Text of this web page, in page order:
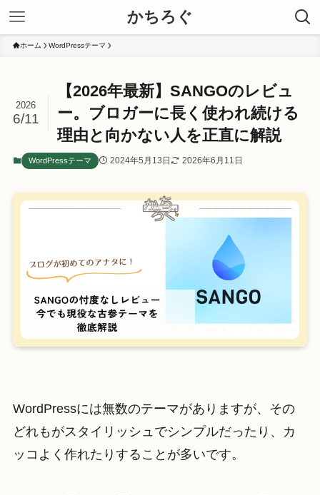
かちろぐ
ホーム WordPressテーマ
【2026年最新】SANGOのレビュ
ー。ブロガーに長く使われ続ける
理由と向かない人を正直に解説
2026
6/11
WordPressテーマ 2024年5月13日 2026年6月11日
WordPressには無数のテーマがありますが、その
どれもがスタイリッシュでシンプルだったり、カ
ッコよく作れたりすることが多いです。